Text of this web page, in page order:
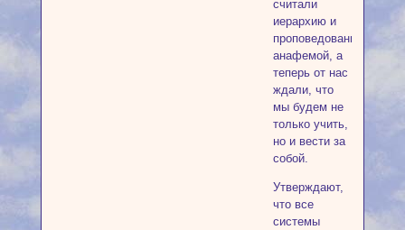
считали
иерархию и
проповедование
анафемой, а
теперь от нас
ждали, что
мы будем не
только учить,
но и вести за
собой.
Утверждают,
что все
системы